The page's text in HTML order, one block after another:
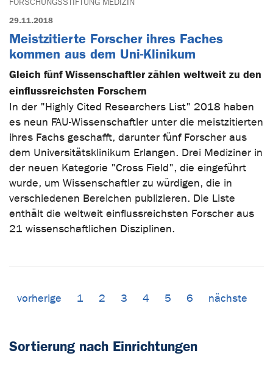
FORSCHUNGSSTIFTUNG MEDIZIN
29.11.2018
Meistzitierte Forscher ihres Faches
kommen aus dem Uni-Klinikum
Gleich fünf Wissenschaftler zählen weltweit zu den
einflussreichsten Forschern
In der "Highly Cited Researchers List" 2018 haben
es neun FAU-Wissenschaftler unter die meistzitierten
ihres Fachs geschafft, darunter fünf Forscher aus
dem Universitätsklinikum Erlangen. Drei Mediziner in
der neuen Kategorie "Cross Field", die eingeführt
wurde, um Wissenschaftler zu würdigen, die in
verschiedenen Bereichen publizieren. Die Liste
enthält die weltweit einflussreichsten Forscher aus
21 wissenschaftlichen Disziplinen.
vorherige 1 2 3 4 5 6 nächste
Sortierung nach Einrichtungen